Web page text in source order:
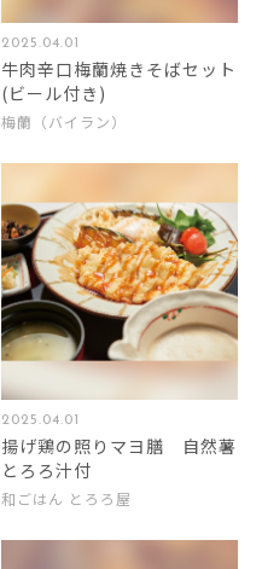
2025.04.01
牛肉辛口梅蘭焼きそばセット
(ビール付き)
梅蘭（バイラン）
2025.04.01
揚げ鶏の照りマヨ膳 自然薯
とろろ汁付
和ごはん とろろ屋